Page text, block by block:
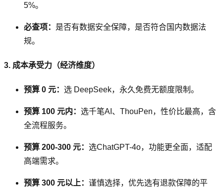
5%。
必查项： 是否有数据安全保障，是否符合国内数据法
规。
3. 成本承受力（经济维度）
预算 0 元： 选 DeepSeek，永久免费无额度限制。
预算 100 元内： 选千笔AI、ThouPen，性价比最高，含
全流程服务。
预算 200-300 元： 选ChatGPT-4o，功能更全面，适配
高端需求。
预算 300 元以上： 谨慎选择，优先选有退款保障的平